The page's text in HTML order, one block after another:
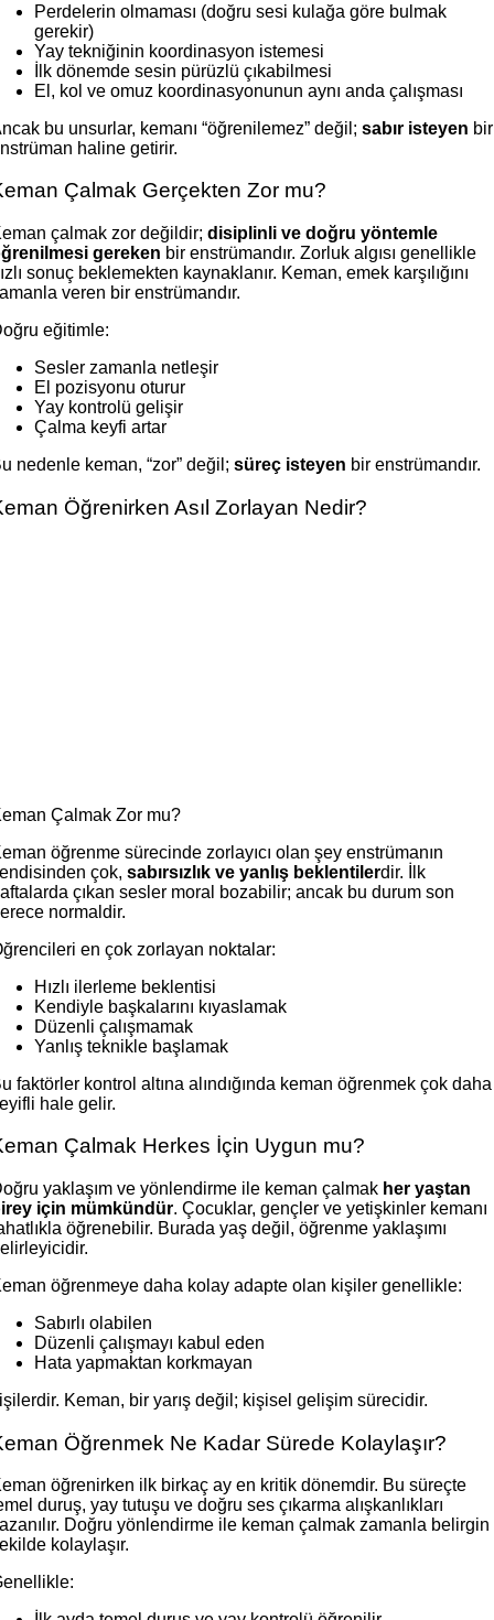
Perdelerin olmaması (doğru sesi kulağa göre bulmak
gerekir)
Yay tekniğinin koordinasyon istemesi
İlk dönemde sesin pürüzlü çıkabilmesi
El, kol ve omuz koordinasyonunun aynı anda çalışması
bu unsurlar, kemanı “öğrenilemez” değil;sabır isteyen bir
haline getirir.
Çalmak Gerçekten Zor mu?
çalmak zor değildir;disiplinli ve doğru yöntemle
gereken bir enstrümandır. Zorluk algısı genellikle
sonuç beklemekten kaynaklanır. Keman, emek karşılığını
veren bir enstrümandır.
eğitimle:
Sesler zamanla netleşir
El pozisyonu oturur
Yay kontrolü gelişir
Çalma keyfi artar
nedenle keman, “zor” değil;süreç isteyen bir enstrümandır.
Öğrenirken Asıl Zorlayan Nedir?
Çalmak Zor mu?
öğrenme sürecinde zorlayıcı olan şey enstrümanın
çok,sabırsızlık ve yanlış beklentilerdir. İlk
çıkan sesler moral bozabilir; ancak bu durum son
normaldir.
en çok zorlayan noktalar:
Hızlı ilerleme beklentisi
Kendiyle başkalarını kıyaslamak
Düzenli çalışmamak
Yanlış teknikle başlamak
faktörler kontrol altına alındığında keman öğrenmek çok daha
hale gelir.
Çalmak Herkes İçin Uygun mu?
yaklaşım ve yönlendirme ile keman çalmak her yaştan
için mümkündür. Çocuklar, gençler ve yetişkinler kemanı
öğrenebilir. Burada yaş değil, öğrenme yaklaşımı
öğrenmeye daha kolay adapte olan kişiler genellikle:
Sabırlı olabilen
Düzenli çalışmayı kabul eden
Hata yapmaktan korkmayan
Keman, bir yarış değil; kişisel gelişim sürecidir.
Öğrenmek Ne Kadar Sürede Kolaylaşır?
öğrenirken ilk birkaç ay en kritik dönemdir. Bu süreçte
duruş, yay tutuşu ve doğru ses çıkarma alışkanlıkları
Doğru yönlendirme ile keman çalmak zamanla belirgin
kolaylaşır.